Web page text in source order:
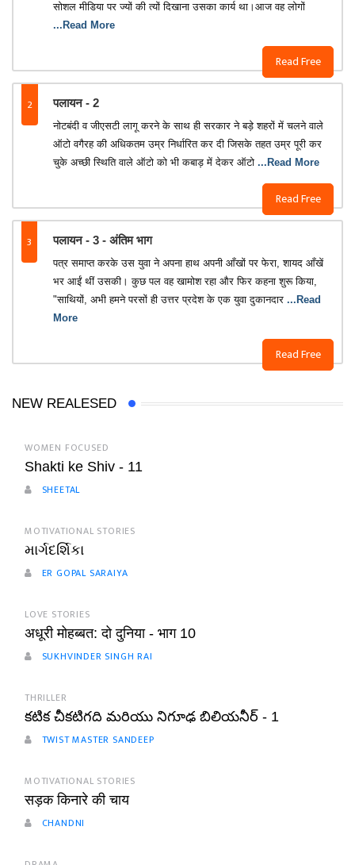
Read Free
सोशल मीडिया पर ज्यों की त्यों दिखाना उसका कार्य था।आज वह लोगों
...Read More
2 पलायन - 2
Read Free
नोटबंदी व जीएसटी लागू करने के साथ ही सरकार ने बड़े शहरों में चलने वाले
ऑटो वगैरह की अधिकतम उम्र निर्धारित कर दी जिसके तहत उम्र पूरी कर
चुके अच्छी स्थिति वाले ऑटो को भी कबाड़ में देकर ऑटो ...Read More
3 पलायन - 3 - अंतिम भाग
Read Free
पत्र समाप्त करके उस युवा ने अपना हाथ अपनी आँखों पर फेरा, शायद आँखें
भर आईं थीं उसकी। कुछ पल वह खामोश रहा और फिर कहना शुरू किया,
"साथियों, अभी हमने परसों ही उत्तर प्रदेश के एक युवा दुकानदार ...Read
More
NEW REALESED
WOMEN FOCUSED
Shakti ke Shiv - 11
SHEETAL
MOTIVATIONAL STORIES
માર્ગદર્શિકા
ER GOPAL SARAIYA
LOVE STORIES
अधूरी मोहब्बत: दो दुनिया - भाग 10
SUKHVINDER SINGH RAI
THRILLER
కటిక చీకటిగది మరియు నిగూఢ బిలియనీర్ - 1
TWIST MASTER SANDEEP
MOTIVATIONAL STORIES
सड़क किनारे की चाय
CHANDNI